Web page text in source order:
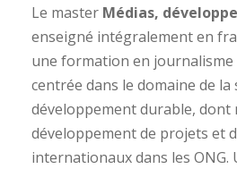
Le master Médias,
enseigné intégralement en
une formation en
centrée dans le domaine de
développement durable, dont
développement de projets et
internationaux dans les ONG.